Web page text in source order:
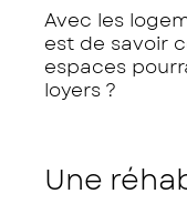
Avec les
est de savoir
espaces
loyers ?
Une